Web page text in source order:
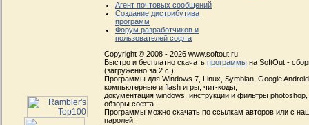
Агент почтовых сообщений
Создание дистрибутива
программ
Форум разработчиков и
пользователей софта
Copyright © 2008 - 2026 www.softout.ru
Быстро и бесплатно скачать программы на SoftOut -
(загруженно за 2 с.)
Программы для Windows 7, Linux, Symbian, Google
компьютерные и flash игры, чит-коды,
документация windows, инструкции и фильтры
обзоры софта.
Программы можно скачать по ссылкам авторов или с
паролей.